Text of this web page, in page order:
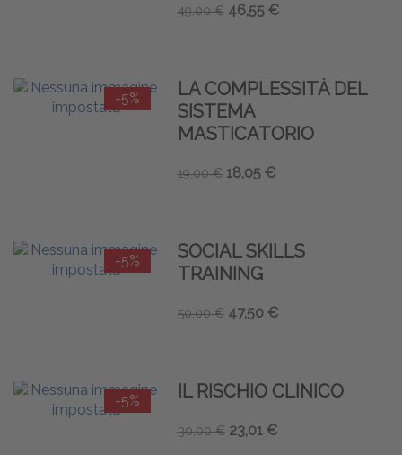
49,00 € 46,55 €
-5%
LA COMPLESSITÀ DEL
SISTEMA
MASTICATORIO
19,00 € 18,05 €
-5%
SOCIAL SKILLS
TRAINING
50,00 € 47,50 €
-5% IL RISCHIO CLINICO
30,00 € 23,01 €